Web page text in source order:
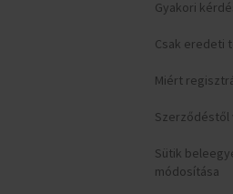
Gyakori
Csak eredeti
Miért
Szerződéstől
Sütik
módosítása